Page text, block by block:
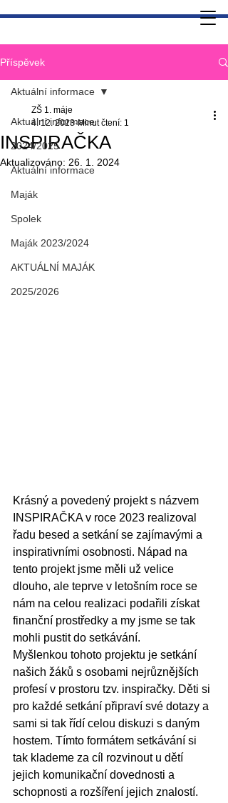
Příspěvek
Aktuální informace
2024/2025
Aktuální informace
Maják
Spolek
Maják 2023/2024
AKTUÁLNÍ MAJÁK
2025/2026
Aktuální informace
INSPIRAČKA
ZŠ 1. máje
4. 12. 2023 Minut čtení: 1
Aktualizováno: 26. 1. 2024
Krásný a povedený projekt s názvem
INSPIRAČKA v roce 2023 realizoval
řadu besed a setkání se zajímavými a
inspirativními osobnosti. Nápad na
tento projekt jsme měli už velice
dlouho, ale teprve v letošním roce se
nám na celou realizaci podařili získat
finanční prostředky a my jsme se tak
mohli pustit do setkávání.
Myšlenkou tohoto projektu je setkání
našich žáků s osobami nejrůznějších
profesí v prostoru tzv. inspiračky. Děti si
pro každé setkání připraví své dotazy a
sami si tak řídí celou diskuzi s daným
hostem. Tímto formátem setkávání si
tak klademe za cíl rozvinout u dětí
jejich komunikační dovednosti a
schopnosti a rozšíření jejich znalostí.